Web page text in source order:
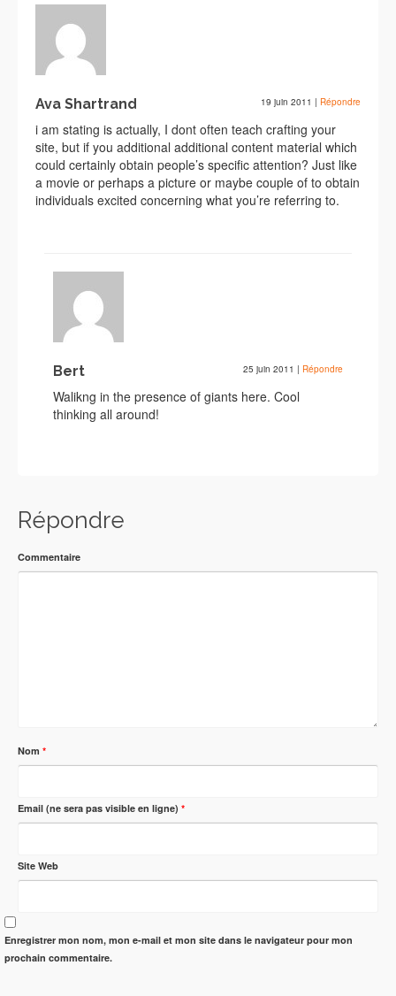
Ava Shartrand 19 juin 2011 | Répondre
i am stating is actually, I dont often teach crafting your
site, but if you additional additional content material which
could certainly obtain people’s specific attention? Just like
a movie or perhaps a picture or maybe couple of to obtain
individuals excited concerning what you’re referring to.
Bert 25 juin 2011 | Répondre
Walikng in the presence of giants here. Cool
thinking all around!
Répondre
Commentaire
Nom *
Email (ne sera pas visible en ligne) *
Site Web
Enregistrer mon nom, mon e-mail et mon site dans le navigateur pour mon
prochain commentaire.